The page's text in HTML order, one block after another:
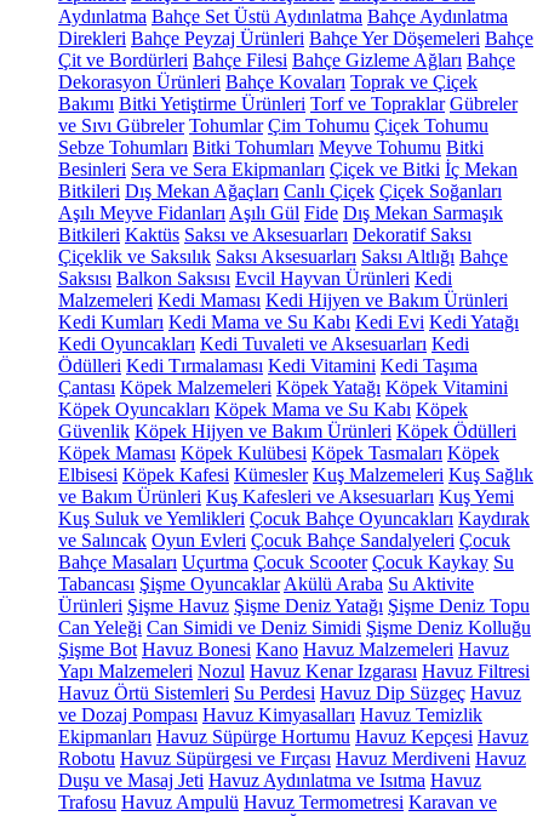
Aydınlatma Bahçe Set Üstü Aydınlatma Bahçe Aydınlatma
Direkleri Bahçe Peyzaj Ürünleri Bahçe Yer Döşemeleri Bahçe
Çit ve Bordürleri Bahçe Filesi Bahçe Gizleme Ağları Bahçe
Dekorasyon Ürünleri Bahçe Kovaları Toprak ve Çiçek
Bakımı Bitki Yetiştirme Ürünleri Torf ve Topraklar Gübreler
ve Sıvı Gübreler Tohumlar Çim Tohumu Çiçek Tohumu
Sebze Tohumları Bitki Tohumları Meyve Tohumu Bitki
Besinleri Sera ve Sera Ekipmanları Çiçek ve Bitki İç Mekan
Bitkileri Dış Mekan Ağaçları Canlı Çiçek Çiçek Soğanları
Aşılı Meyve Fidanları Aşılı Gül Fide Dış Mekan Sarmaşık
Bitkileri Kaktüs Saksı ve Aksesuarları Dekoratif Saksı
Çiçeklik ve Saksılık Saksı Aksesuarları Saksı Altlığı Bahçe
Saksısı Balkon Saksısı Evcil Hayvan Ürünleri Kedi
Malzemeleri Kedi Maması Kedi Hijyen ve Bakım Ürünleri
Kedi Kumları Kedi Mama ve Su Kabı Kedi Evi Kedi Yatağı
Kedi Oyuncakları Kedi Tuvaleti ve Aksesuarları Kedi
Ödülleri Kedi Tırmalaması Kedi Vitamini Kedi Taşıma
Çantası Köpek Malzemeleri Köpek Yatağı Köpek Vitamini
Köpek Oyuncakları Köpek Mama ve Su Kabı Köpek
Güvenlik Köpek Hijyen ve Bakım Ürünleri Köpek Ödülleri
Köpek Maması Köpek Kulübesi Köpek Tasmaları Köpek
Elbisesi Köpek Kafesi Kümesler Kuş Malzemeleri Kuş Sağlık
ve Bakım Ürünleri Kuş Kafesleri ve Aksesuarları Kuş Yemi
Kuş Suluk ve Yemlikleri Çocuk Bahçe Oyuncakları Kaydırak
ve Salıncak Oyun Evleri Çocuk Bahçe Sandalyeleri Çocuk
Bahçe Masaları Uçurtma Çocuk Scooter Çocuk Kaykay Su
Tabancası Şişme Oyuncaklar Akülü Araba Su Aktivite
Ürünleri Şişme Havuz Şişme Deniz Yatağı Şişme Deniz Topu
Can Yeleği Can Simidi ve Deniz Simidi Şişme Deniz Kolluğu
Şişme Bot Havuz Bonesi Kano Havuz Malzemeleri Havuz
Yapı Malzemeleri Nozul Havuz Kenar Izgarası Havuz Filtresi
Havuz Örtü Sistemleri Su Perdesi Havuz Dip Süzgeç Havuz
ve Dozaj Pompası Havuz Kimyasalları Havuz Temizlik
Ekipmanları Havuz Süpürge Hortumu Havuz Kepçesi Havuz
Robotu Havuz Süpürgesi ve Fırçası Havuz Merdiveni Havuz
Duşu ve Masaj Jeti Havuz Aydınlatma ve Isıtma Havuz
Trafosu Havuz Ampulü Havuz Termometresi Karavan ve